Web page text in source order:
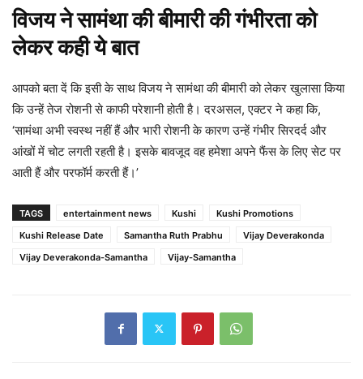
विजय ने सामंथा की बीमारी की गंभीरता को
लेकर कही ये बात
आपको बता दें कि इसी के साथ विजय ने सामंथा की बीमारी को लेकर खुलासा किया
कि उन्हें तेज रोशनी से काफी परेशानी होती है। दरअसल, एक्टर ने कहा कि,
‘सामंथा अभी स्वस्थ नहीं हैं और भारी रोशनी के कारण उन्हें गंभीर सिरदर्द और
आंखों में चोट लगती रहती है। इसके बावजूद वह हमेशा अपने फैंस के लिए सेट पर
आती हैं और परफॉर्म करती हैं।’
TAGS entertainment news Kushi
Kushi Promotions
Kushi Release Date
Samantha Ruth Prabhu
Vijay Deverakonda
Vijay Deverakonda-Samantha
Vijay-Samantha